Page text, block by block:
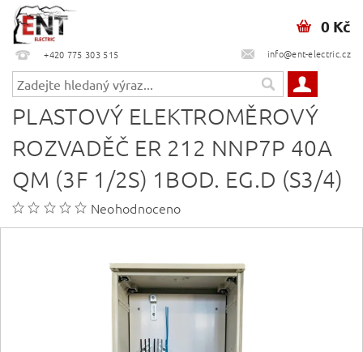
+420 775 303 515 info@ent-electric.cz
0 Kč
PLASTOVÝ ELEKTROMĚROVÝ
ROZVADĚČ ER 212 NNP7P 40A
QM (3F 1/2S) 1BOD. EG.D (S3/4)
Neohodnoceno